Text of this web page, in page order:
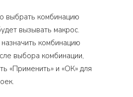
выбрать комбинацию
вызывать макрос.
комбинацию
выбора комбинации,
«Применить» и «ОК» для